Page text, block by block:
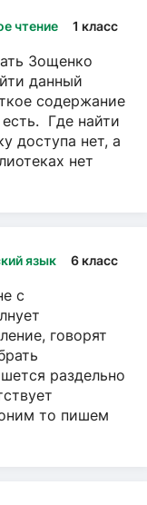
чтение 1 класс
Зощенко
данный
содержание
Где найти
доступа нет, а
нет
язык 6 класс
с
говорят
раздельно
то пишем